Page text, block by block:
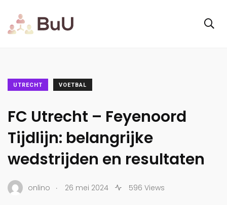
UTRECHT VOETBAL
FC Utrecht – Feyenoord
Tijdlijn: belangrijke
wedstrijden en resultaten
onlino . 26 mei 2024 596 Views